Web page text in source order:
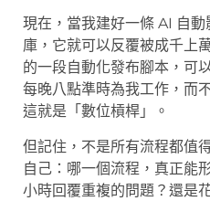
現在，當我建好一條 AI 自
庫，它就可以反覆被成千上
的一段自動化發布腳本，可
每晚八點準時為我工作，而
這就是「數位槓桿」。
但記住，不是所有流程都值
自己：哪一個流程，真正能
小時回覆重複的問題？還是